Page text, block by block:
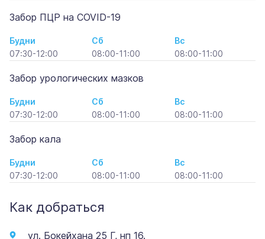
Забор ПЦР на COVID-19
Будни
07:30-12:00
Сб
08:00-11:00
Вс
08:00-11:00
Забор урологических мазков
Будни
07:30-12:00
Сб
08:00-11:00
Вс
08:00-11:00
Забор кала
Будни
07:30-12:00
Сб
08:00-11:00
Вс
08:00-11:00
Как добраться
ул. Бокейхана 25 Г, нп 16.